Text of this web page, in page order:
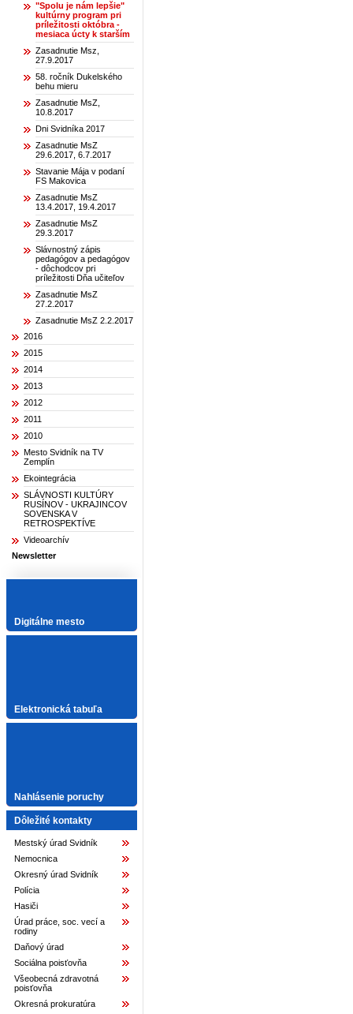
"Spolu je nám lepšie"
kultúrny program pri
príležitosti októbra -
mesiaca úcty k starším
Zasadnutie Msz,
27.9.2017
58. ročník Dukelského
behu mieru
Zasadnutie MsZ,
10.8.2017
Dni Svidníka 2017
Zasadnutie MsZ
29.6.2017, 6.7.2017
Stavanie Mája v podaní
FS Makovica
Zasadnutie MsZ
13.4.2017, 19.4.2017
Zasadnutie MsZ
29.3.2017
Slávnostný zápis
pedagógov a pedagógov
- dôchodcov pri
príležitosti Dňa učiteľov
Zasadnutie MsZ
27.2.2017
Zasadnutie MsZ 2.2.2017
2016
2015
2014
2013
2012
2011
2010
Mesto Svidník na TV
Zemplín
Ekointegrácia
SLÁVNOSTI KULTÚRY
RUSÍNOV - UKRAJINCOV
SOVENSKA V
RETROSPEKTÍVE
Videoarchív
Newsletter
Digitálne mesto
Elektronická tabuľa
Nahlásenie poruchy
Dôležité kontakty
Mestský úrad Svidník
Nemocnica
Okresný úrad Svidník
Polícia
Hasiči
Úrad práce, soc. vecí a
rodiny
Daňový úrad
Sociálna poisťovňa
Všeobecná zdravotná
poisťovňa
Okresná prokuratúra